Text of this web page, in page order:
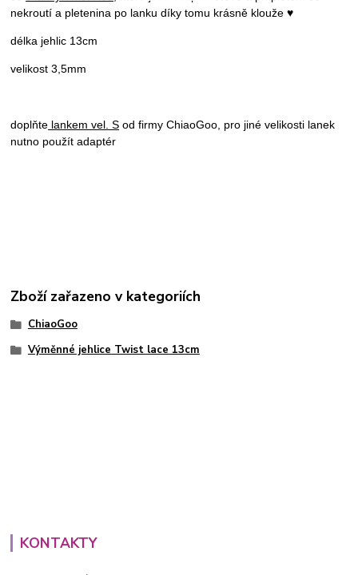
nekroutí a pletenina po lanku díky tomu krásně klouže ♥
délka jehlic 13cm
velikost 3,5mm
doplňte lankem vel. S od firmy ChiaoGoo, pro jiné velikosti lanek
nutno použít adaptér
Zboží zařazeno v kategoriích
ChiaoGoo
Výměnné jehlice Twist lace 13cm
KONTAKTY